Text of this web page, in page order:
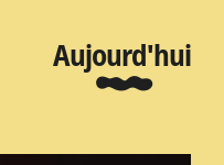
Aujourd'hui